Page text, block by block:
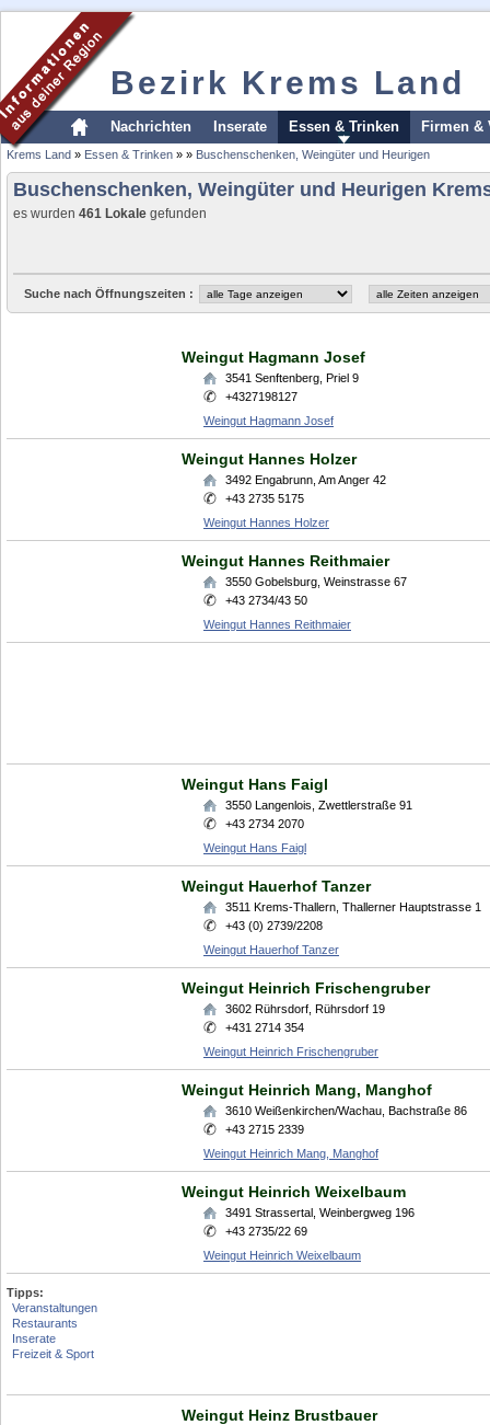
Bezirk Krems Land
Nachrichten Inserate Essen & Trinken Firmen &
Krems Land » Essen & Trinken » » Buschenschenken, Weingüter und Heurigen
Buschenschenken, Weingüter und Heurigen
es wurden 461 Lokale gefunden
Suche nach Öffnungszeiten :
Weingut Hagmann Josef
3541 Senftenberg Priel 9
+4327198127
Weingut Hagmann Josef
Weingut Hannes Holzer
3492 Engabrunn Am Anger 42
+43 2735 5175
Weingut Hannes Holzer
Weingut Hannes Reithmaier
3550 Gobelsburg Weinstrasse 67
+43 2734/43 50
Weingut Hannes Reithmaier
Weingut Hans Faigl
3550 Langenlois Zwettlerstraße 91
+43 2734 2070
Weingut Hans Faigl
Weingut Hauerhof Tanzer
3511 Krems-Thallern Thallerner Hauptstrasse 1
+43 (0) 2739/2208
Weingut Hauerhof Tanzer
Weingut Heinrich Frischengruber
3602 Rührsdorf Rührsdorf 19
+431 2714 354
Weingut Heinrich Frischengruber
Weingut Heinrich Mang, Manghof
3610 Weißenkirchen/Wachau Bachstraße 86
+43 2715 2339
Weingut Heinrich Mang, Manghof
Weingut Heinrich Weixelbaum
3491 Strassertal Weinbergweg 196
+43 2735/22 69
Weingut Heinrich Weixelbaum
Tipps:
Veranstaltungen
Restaurants
Inserate
Freizeit & Sport
Weingut Heinz Brustbauer